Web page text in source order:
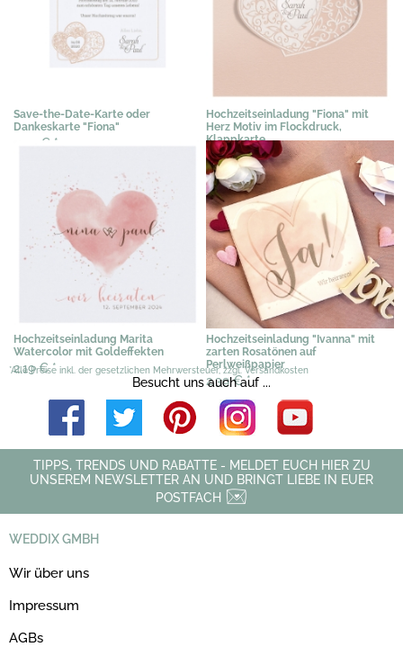
Save-the-Date-Karte oder
Dankeskarte "Fiona"
0,51 € *
Hochzeitseinladung "Fiona" mit
Herz Motiv im Flockdruck,
Klappkarte
2,35 €*
Hochzeitseinladung Marita
Watercolor mit Goldeffekten
2,19 €*
Hochzeitseinladung "Ivanna" mit
zarten Rosatönen auf
Perlweißpapier
2,39 €*
*Alle Preise inkl. der gesetzlichen Mehrwersteuer, zzgl. Versandkosten
Besucht uns auch auf ...
TIPPS, TRENDS UND RABATTE - MELDET EUCH HIER ZU
UNSEREM NEWSLETTER AN UND BRINGT LIEBE IN EUER
POSTFACH
WEDDIX GMBH
Wir über uns
Impressum
AGBs